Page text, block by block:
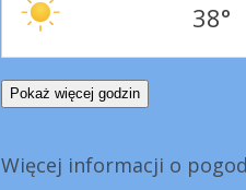
38°
Pokaż więcej godzin
Więcej informacji o